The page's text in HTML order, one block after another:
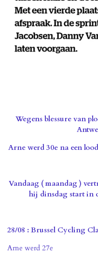
Wegens blessure van
Arne werd 30e na een
Vandaag ( maandag )
hij dinsdag start in
28/08 : Brussel Cycling
Arne werd 27e